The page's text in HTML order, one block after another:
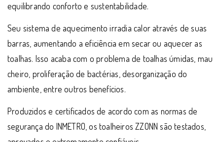
equilibrando conforto e sustentabilidade.
Seu sistema de aquecimento irradia calor através de suas
barras, aumentando a eficiência em secar ou aquecer as
toalhas. Isso acaba com o problema de toalhas úmidas, mau
cheiro, proliferação de bactérias, desorganização do
ambiente, entre outros benefícios.
Produzidos e certificados de acordo com as normas de
segurança do INMETRO, os toalheiros ZZONN são testados,